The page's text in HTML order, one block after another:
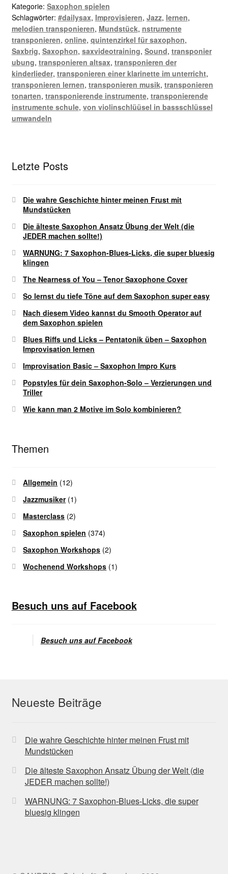
Kategorie: Saxophon spielen
Schlagwörter: #dailysax, Improvisieren, Jazz, lernen,
melodien transponieren, Mundstück, nstrumente
transponieren, online, quintenzirkel für saxophon,
Saxbrig, Saxophon, saxvideotraining, Sound, transponier
ubung, transponieren altsax, transponieren der
kinderlieder, transponieren einer klarinette im unterricht,
transponieren lernen, transponieren musik, transponieren
tonarten, transponierende instrumente, transponierende
instrumente schule, von violinschlüüsel in bassschlüssel
umwandeln
Letzte Posts
Die wahre Geschichte hinter meinen Frust mit
Mundstücken
Die älteste Saxophon Ansatz Übung der Welt (die
JEDER machen sollte!)
WARNUNG: 7 Saxophon-Blues-Licks, die super bluesig
klingen
The Nearness of You – Tenor Saxophone Cover
So lernst du tiefe Töne auf dem Saxophon super easy
Nach diesem Video kannst du Smooth Operator auf
dem Saxophon spielen
Blues Riffs und Licks – Pentatonik üben – Saxophon
Improvisation lernen
Improvisation Basic – Saxophon Impro Kurs
Popstyles für dein Saxophon-Solo – Verzierungen und
Triller
Wie kann man 2 Motive im Solo kombinieren?
Themen
Allgemein (12)
Jazzmusiker(1)
Masterclass (2)
Saxophon spielen (374)
Saxophon Workshops (2)
Wochenend Workshops (1)
Besuch uns auf Facebook
Besuch uns auf Facebook
Neueste Beiträge
Die wahre Geschichte hinter meinen Frust mit
Mundstücken
Die älteste Saxophon Ansatz Übung der Welt (die
JEDER machen sollte!)
WARNUNG: 7 Saxophon-Blues-Licks, die super
bluesig klingen